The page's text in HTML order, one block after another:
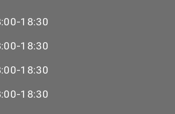
18:30
18:30
18:30
18:30